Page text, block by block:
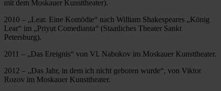
mit dem Moskauer Kunsttheater).
2010 – „Lear. Eine Komödie“ nach William Shakespeares „König
Lear“ im „Priyut Comedianta“ (Staatliches Theater Sankt
Petersburg).
2011 – „Das Ereignis“ von Vl. Nabokov im Moskauer Kunsttheater.
2012 – „Das Jahr, in dem ich nicht geboren wurde“, von Viktor
Rozov im Moskauer Kunsttheater.